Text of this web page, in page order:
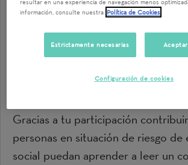
CONTRATO LABORAL
SEGURIDAD SOCIAL
Gracias a tu participación
personas en situación de riesgo de
social puedan aprender a leer un
resultar en una experiencia de navegación menos
información, consulte nuestra Política de Cookies
Estrictamente necesarias
Configuración de cookies